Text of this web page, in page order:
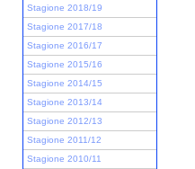
Stagione 2018/19
Stagione 2017/18
Stagione 2016/17
Stagione 2015/16
Stagione 2014/15
Stagione 2013/14
Stagione 2012/13
Stagione 2011/12
Stagione 2010/11